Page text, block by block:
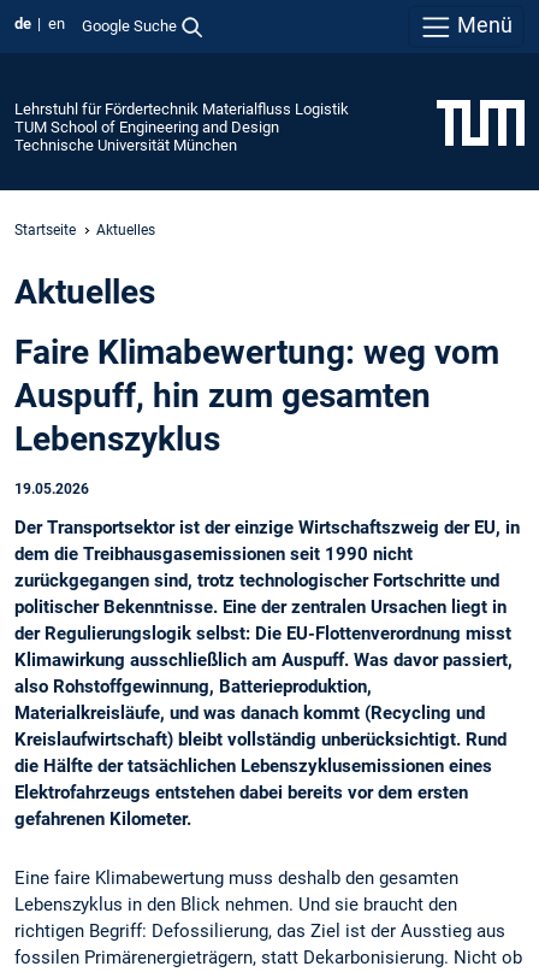
de en Google Suche Menü
Lehrstuhl für Fördertechnik Materialfluss Logistik
TUM School of Engineering and Design
Technische Universität München
Startseite Aktuelles
Aktuelles
Faire Klimabewertung: weg vom
Auspuff, hin zum gesamten
Lebenszyklus
19.05.2026
Der Transportsektor ist der einzige Wirtschaftszweig der EU, in
dem die Treibhausgasemissionen seit 1990 nicht
zurückgegangen sind, trotz technologischer Fortschritte und
politischer Bekenntnisse. Eine der zentralen Ursachen liegt in
der Regulierungslogik selbst: Die EU-Flottenverordnung misst
Klimawirkung ausschließlich am Auspuff. Was davor passiert,
also Rohstoffgewinnung, Batterieproduktion,
Materialkreisläufe, und was danach kommt (Recycling und
Kreislaufwirtschaft) bleibt vollständig unberücksichtigt. Rund
die Hälfte der tatsächlichen Lebenszyklusemissionen eines
Elektrofahrzeugs entstehen dabei bereits vor dem ersten
gefahrenen Kilometer.
Eine faire Klimabewertung muss deshalb den gesamten
Lebenszyklus in den Blick nehmen. Und sie braucht den
richtigen Begriff: Defossilierung, das Ziel ist der Ausstieg aus
fossilen Primärenergieträgern, statt Dekarbonisierung. Nicht ob